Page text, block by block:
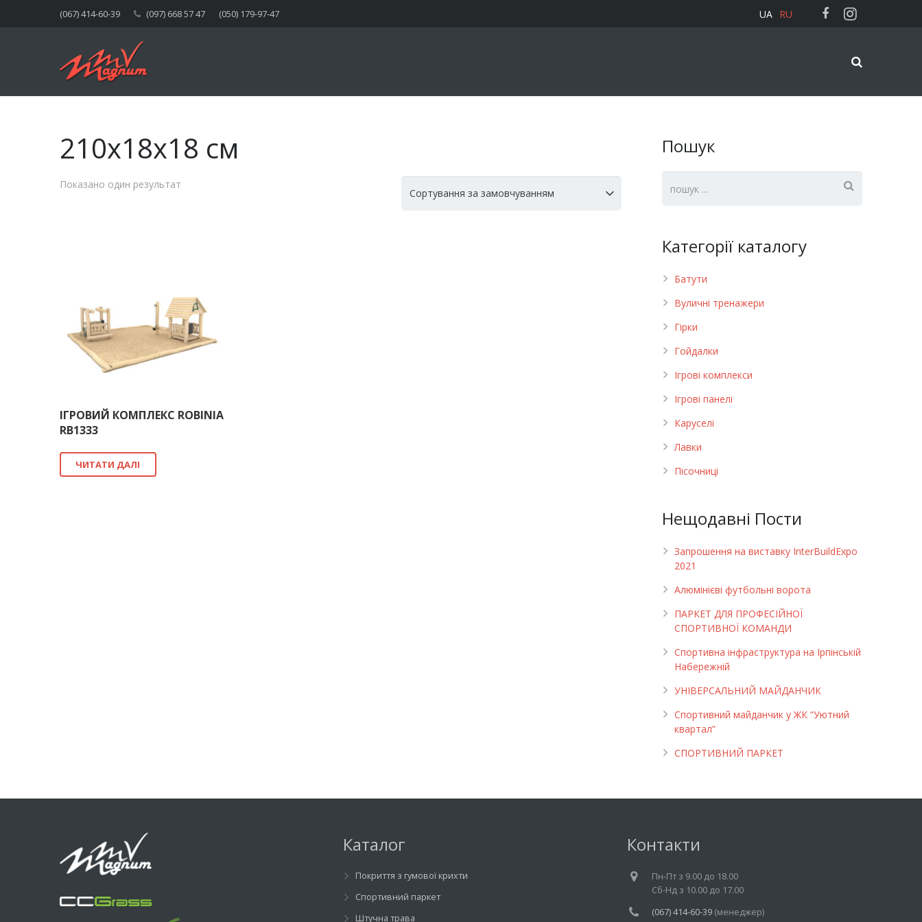
(067) 414-60-39 (097) 668 57 47 (050) 179-97-47 UA RU
210x18x18 см
Показано один результат
ІГРОВИЙ КОМПЛЕКС ROBINIA
RB1333
ЧИТАТИ ДАЛІ
Пошук
Категорії каталогу
Батути
Вуличні тренажери
Гірки
Гойдалки
Ігрові комплекси
Ігрові панелі
Каруселі
Лавки
Пісочниці
Нещодавні Пости
Запрошення на виставку InterBuildExpo
2021
Алюмінієві футбольні ворота
ПАРКЕТ ДЛЯ ПРОФЕСІЙНОЇ
СПОРТИВНОЇ КОМАНДИ
Спортивна інфраструктура на Ірпінській
Набережній
УНІВЕРСАЛЬНИЙ МАЙДАНЧИК
Cпортивний майданчик у ЖК “Уютний
квартал”
СПОРТИВНИЙ ПАРКЕТ
Каталог
Покриття з гумової крихти
Спортивний паркет
Штучна трава
Контакти
Пн-Пт з 9.00 до 18.00
Cб-Нд з 10.00 до 17.00
(067) 414-60-39(менеджер)